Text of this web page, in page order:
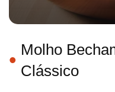
Molho
Clássico